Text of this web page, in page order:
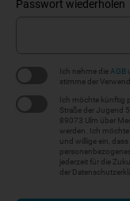
Passwort wiederholen
Ich nehme die AGB
stimme der
Ich möchte künftig
Straße der Jugend
89073 Ulm über
werden. Ich
und willige ein,
jederzeit für die
der